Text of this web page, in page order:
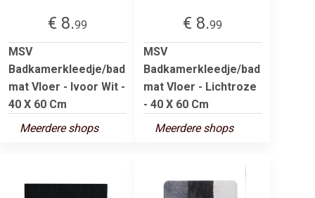
€ 8.99
MSV
Badkamerkleedje/bad
mat Vloer - Ivoor Wit -
40 X 60 Cm
Meerdere shops
€ 8.99
MSV
Badkamerkleedje/bad
mat Vloer - Lichtroze
- 40 X 60 Cm
Meerdere shops